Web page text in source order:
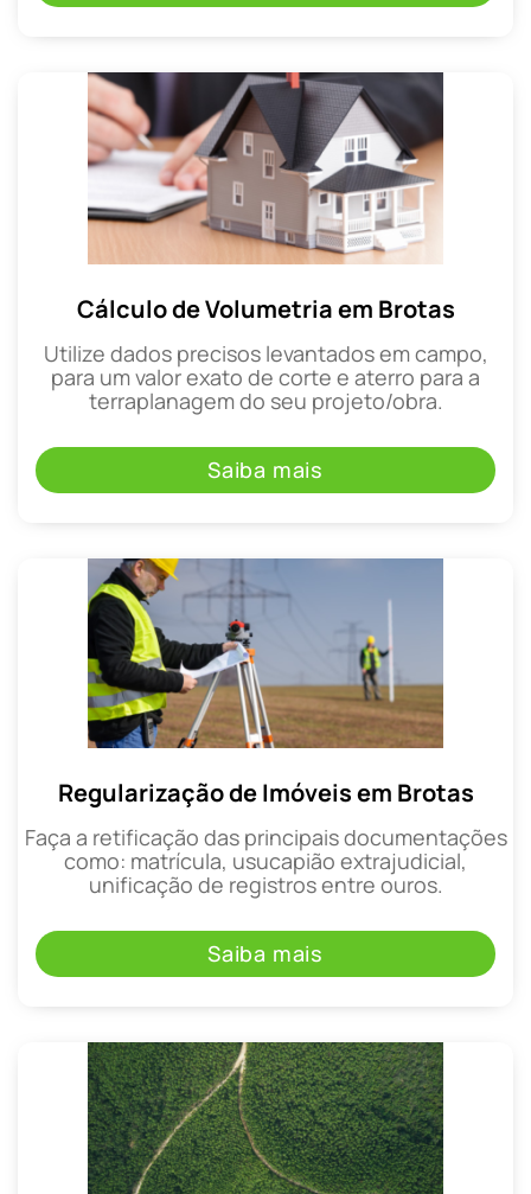
Cálculo de Volumetria em Brotas
Utilize dados precisos levantados em campo,
para um valor exato de corte e aterro para a
terraplanagem do seu projeto/obra.
Saiba mais
Regularização de Imóveis em Brotas
Faça a retificação das principais documentações
como: matrícula, usucapião extrajudicial,
unificação de registros entre ouros.
Saiba mais